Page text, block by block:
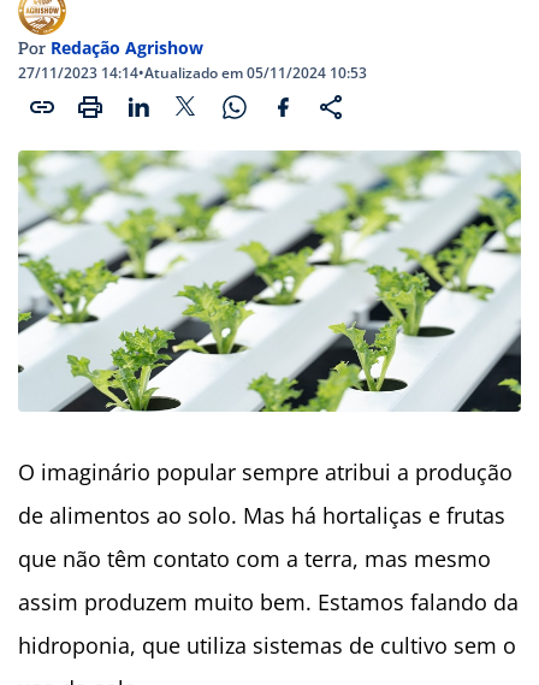
Por Redação Agrishow
27/11/2023 14:14•Atualizado em 05/11/2024 10:53
O imaginário popular sempre atribui a produção
de alimentos ao solo. Mas há hortaliças e frutas
que não têm contato com a terra, mas mesmo
assim produzem muito bem. Estamos falando da
hidroponia, que utiliza sistemas de cultivo sem o